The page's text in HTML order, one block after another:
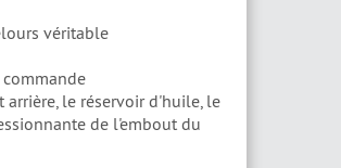
véritable
le réservoir d'huile, le
de l'embout du